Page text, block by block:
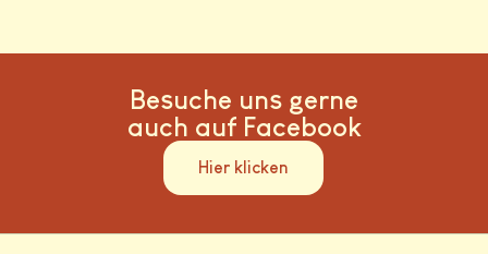
Besuche uns gerne
auch auf Facebook
Hier klicken